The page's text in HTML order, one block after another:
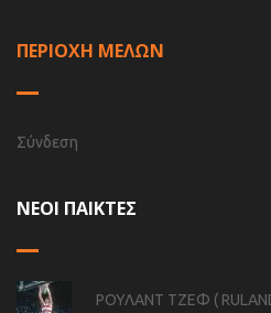
ΠΕΡΙΟΧΗ ΜΕΛΩΝ
Σύνδεση
ΝΕΟΙ ΠΑΙΚΤΕΣ
ΡΟΥΛΑΝΤ ΤΖΕΦ (